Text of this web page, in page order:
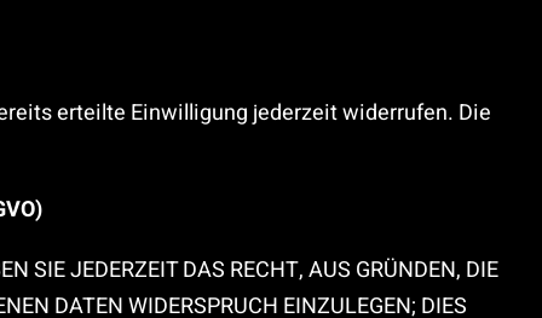
erteilte Einwilligung jederzeit widerrufen. Die
SIE JEDERZEIT DAS RECHT, AUS GRÜNDEN, DIE
DATEN WIDERSPRUCH EINZULEGEN; DIES